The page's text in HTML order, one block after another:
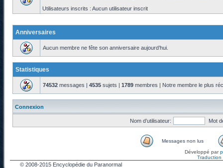
Utilisateurs inscrits : Aucun utilisateur inscrit
Anniversaires
Aucun membre ne fête son anniversaire aujourd’hui.
Statistiques
74532 messages | 4535 sujets | 1789 membres | Notre membre le plus
Connexion
Nom d’utilisateur: Mot
Messages non lus
Développé par
Traduction
© 2008-2015 Encyclopédie du Paranormal